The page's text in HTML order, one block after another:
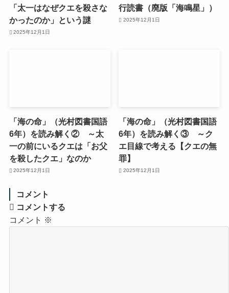
「太一はなぜクエを殺さな
かったのか」という謎
2025年12月1日
行読書（廃版「海鳴星」）
2025年12月1日
「海の命」（光村図書国語
6年）を読み解く② ～太
一の前にいるクエは「お父
を殺したクエ」なのか
2025年12月1日
「海の命」（光村図書国語
6年）を読み解く③ ～ク
エ目線で考える【クエの無
罪】
2025年12月1日
コメント
コメントする
コメント ※